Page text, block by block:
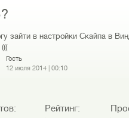
зайти в настройки Скайпа в
Гость
12 июля 2014| 00:10
Рейтинг: